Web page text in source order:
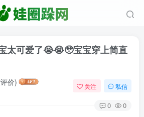
太可爱了😭😭🥹宝宝穿上简直
价) 关注 私信
0 0